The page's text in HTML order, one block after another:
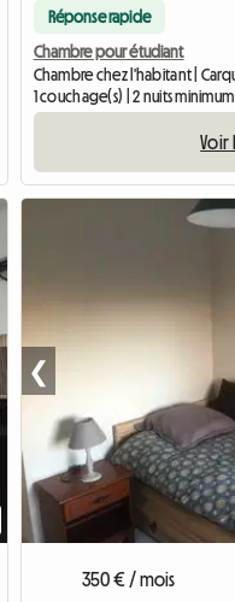
Réponse rapide
Chambre pour étudiant
Chambre chez l'habitant |
1 couchage(s) | 2 nuits minimum
Voir
❮
350 € / mois